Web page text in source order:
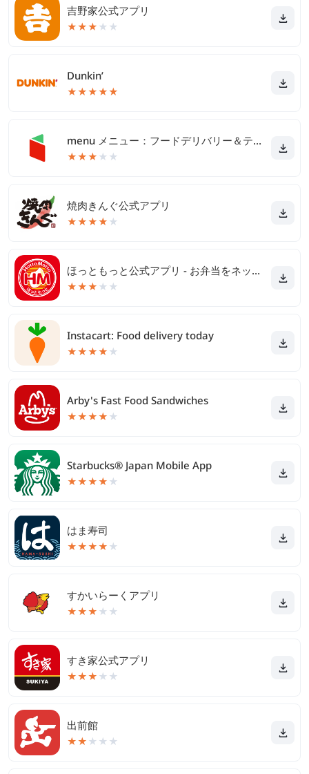
吉野家公式アプリ
★★★ ★ ★
Dunkin’
★★★★★
menu メニュー：フードデリバリー＆テイクアウト
★★★ ★ ★
焼肉きんぐ公式アプリ
★★★★ ★
ほっともっと公式アプリ - お弁当をネット注文
★★★ ★ ★
Instacart: Food delivery today
★★★★ ★
Arby's Fast Food Sandwiches
★★★★ ★
Starbucks® Japan Mobile App
★★★★ ★
はま寿司
★★★★ ★
すかいらーくアプリ
★★★ ★ ★
すき家公式アプリ
★★★ ★ ★
出前館
★★ ★ ★ ★